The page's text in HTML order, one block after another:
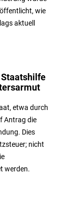
wie
aktuell
etwa durch
Antrag die
Dies
nicht
werden.